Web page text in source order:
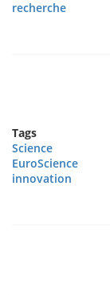
recherche
Tags
Science
EuroScience
innovation